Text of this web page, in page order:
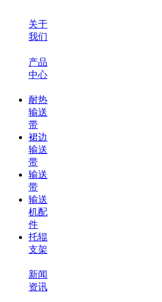
关于
我们
产品
中心
耐热
输送
带
裙边
输送
带
输送
带
输送
机配
件
托辊
支架
新闻
资讯